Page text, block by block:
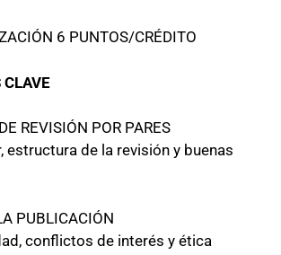
6 PUNTOS/CRÉDITO
CLAVE
REVISIÓN POR PARES
estructura de la revisión y buenas
PUBLICACIÓN
conflictos de interés y ética